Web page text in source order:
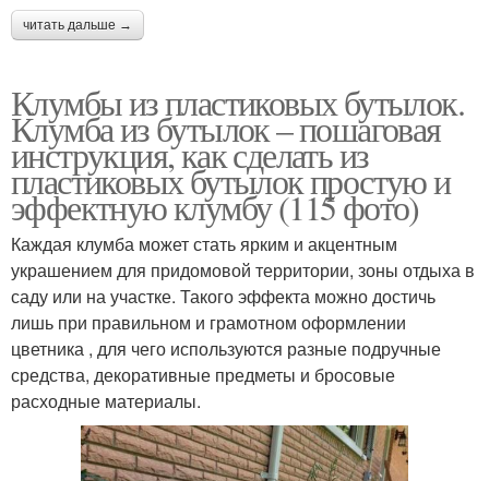
читать дальше →
Клумбы из пластиковых бутылок.
Клумба из бутылок – пошаговая
инструкция, как сделать из
пластиковых бутылок простую и
эффектную клумбу (115 фото)
Каждая клумба может стать ярким и акцентным
украшением для придомовой территории, зоны отдыха в
саду или на участке. Такого эффекта можно достичь
лишь при правильном и грамотном оформлении
цветника , для чего используются разные подручные
средства, декоративные предметы и бросовые
расходные материалы.